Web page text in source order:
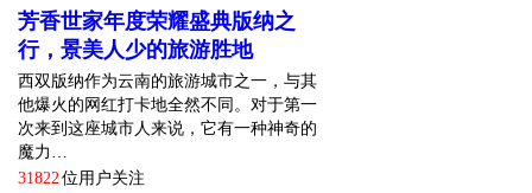
芳香世家年度荣耀盛典版纳之
行，景美人少的旅游胜地
西双版纳作为云南的旅游城市之一，与其
他爆火的网红打卡地全然不同。对于第一
次来到这座城市人来说，它有一种神奇的
魔力…
31822 位用户关注